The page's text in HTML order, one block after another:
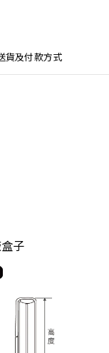
貨及付款方式
子